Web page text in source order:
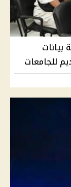
2026.. مراجعة بيانات
للجامعات